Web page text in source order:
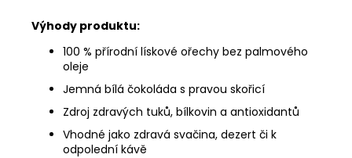
Výhody produktu:
100 % přírodní lískové ořechy bez palmového
oleje
Jemná bílá čokoláda s pravou skořicí
Zdroj zdravých tuků, bílkovin a antioxidantů
Vhodné jako zdravá svačina, dezert či k
odpolední kávě